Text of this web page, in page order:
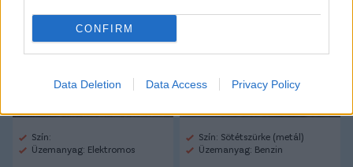
CONFIRM
Data Deletion Data Access Privacy Policy
Volvo Ex60
Szín:
Üzemanyag: Elektromos
Ford Focus
Szín: Sötétszürke (metál)
Üzemanyag: Benzin